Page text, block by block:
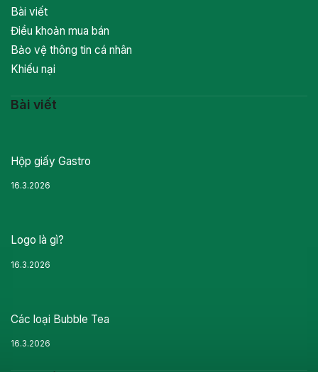
Bài viết
Điều khoản mua bán
Bảo vệ thông tin cá nhân
Khiếu nại
Bài viết
Hộp giấy Gastro
16.3.2026
Logo là gì?
16.3.2026
Các loại Bubble Tea
16.3.2026